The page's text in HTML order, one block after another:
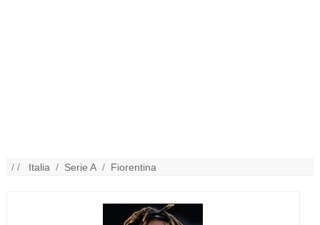
/ / Italia / Serie A / Fiorentina